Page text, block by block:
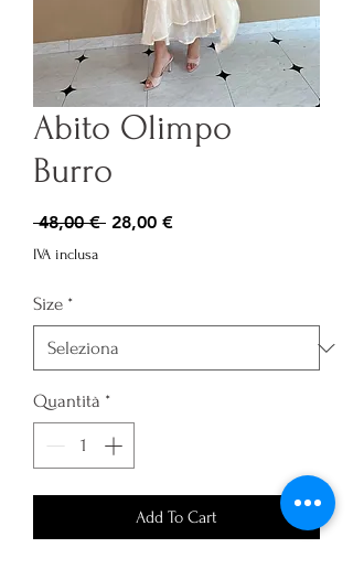
Abito Olimpo
Burro
48,00 € Prezzo
28,00 €Prezzo
IVA inclusa
Size *
Quantità *
Add To Cart